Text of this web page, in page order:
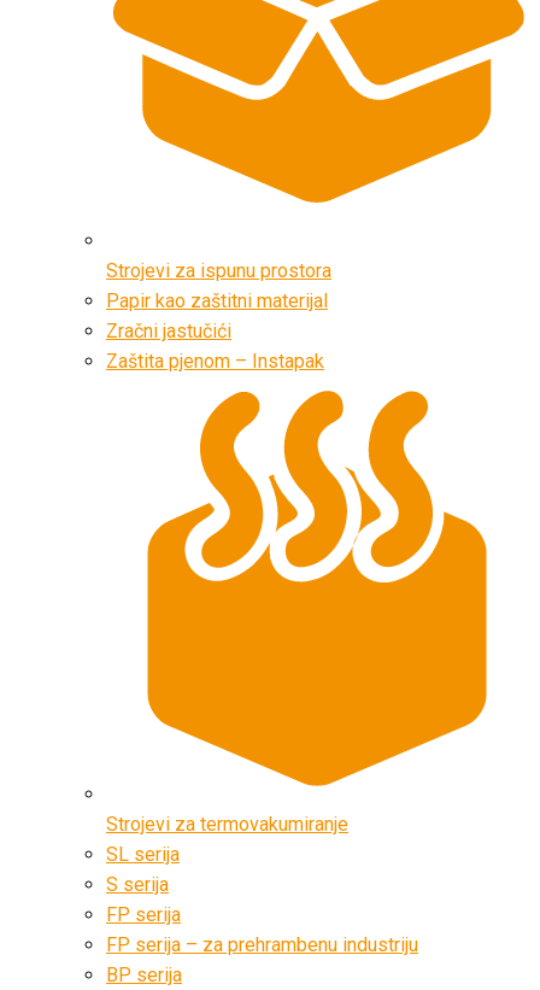
Strojevi za ispunu prostora
Papir kao zaštitni materijal
Zračni jastučići
Zaštita pjenom – Instapak
Strojevi za termovakumiranje
SL serija
S serija
FP serija
FP serija – za prehrambenu industriju
BP serija